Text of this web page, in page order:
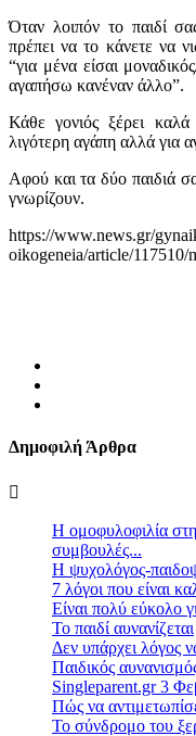
Όταν λοιπόν το παιδί
πρέπει να το κάνετε να
“για μένα είσαι
αγαπήσω κανέναν άλλο”.
Κάθε γονιός ξέρει καλά
λιγότερη αγάπη αλλά για
Αφού και τα δύο παιδιά
γνωρίζουν.
https://www.news.gr/
oikogeneia/article/117510/
Δημοφιλή Άρθρα
Η ομοφυλοφιλία
συμβουλές...
Η ψυχολόγος-
7 λόγοι που είναι
Είναι πολύ εύκολο
Το παιδί αυνανίζεται
Δεν υπάρχει λόγος
Παιδικός
Singleparent.gr 3
Πώς να
Το σύνδρομο του